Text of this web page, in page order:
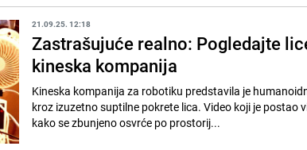
21.09.25. 12:18
Zastrašujuće realno: Pogledajte
kineska kompanija
Kineska kompanija za robotiku predstavila je
kroz izuzetno suptilne pokrete lica. Video koji je postao
kako se zbunjeno osvrće po prostorij...